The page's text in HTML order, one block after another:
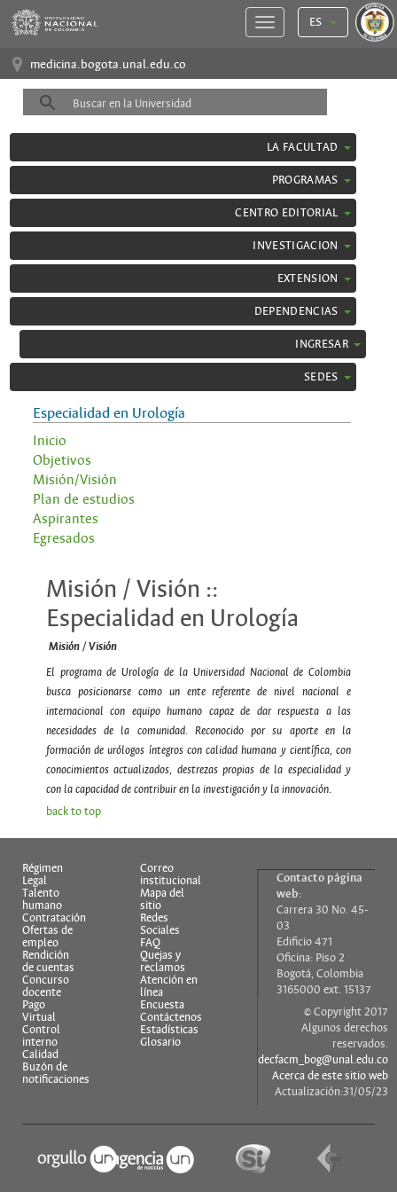
ES
medicina.bogota.unal.edu.co
LA FACULTAD
PROGRAMAS
CENTRO EDITORIAL
INVESTIGACION
EXTENSION
DEPENDENCIAS
INGRESAR
SEDES
Especialidad en Urología
Inicio
Objetivos
Misión/Visión
Plan de estudios
Aspirantes
Egresados
Misión / Visión ::
Especialidad en Urología
Misión / Visión
El programa de Urología de la Universidad Nacional de Colombia
busca posicionarse como un ente referente de nivel nacional e
internacional con equipo humano capaz de dar respuesta alas
necesidades de la comunidad. Reconocido por su aporte en la
formación de urólogos íntegros con calidad humana y científica, con
conocimientos actualizados, destrezas propias dela especialidad y
con la capacidad de contribuir en la investigación y la innovación.
back to top
Régimen
Legal
Talento
humano
Contratación
Ofertas de
empleo
Rendición
de cuentas
Concurso
docente
Pago
Virtual
Control
interno
Calidad
Buzón de
notificaciones
Correo
institucional
Mapa del
sitio
Redes
Sociales
FAQ
Quejas y
reclamos
Atención en
línea
Encuesta
Contáctenos
Estadísticas
Glosario
Contacto página
web:
Carrera 30 No. 45-
03
Edificio 471
Oficina: Piso 2
Bogotá, Colombia
3165000 ext. 15137
© Copyright 2017
Algunos derechos
reservados.
decfacm_bog@unal.edu.co
Acerca de este sitio web
Actualización:31/05/23